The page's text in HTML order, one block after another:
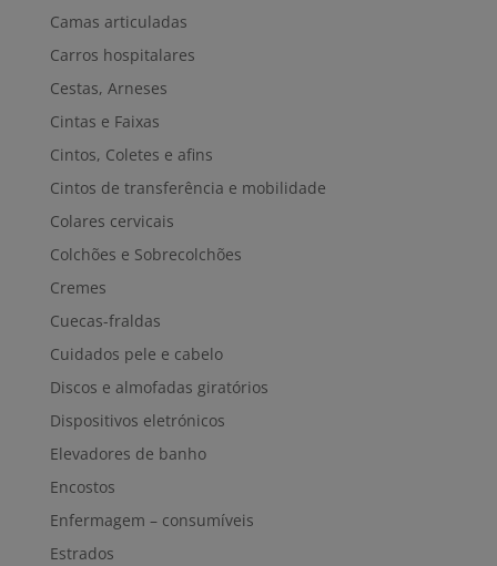
Camas articuladas
Carros hospitalares
Cestas, Arneses
Cintas e Faixas
Cintos, Coletes e afins
Cintos de transferência e mobilidade
Colares cervicais
Colchões e Sobrecolchões
Cremes
Cuecas-fraldas
Cuidados pele e cabelo
Discos e almofadas giratórios
Dispositivos eletrónicos
Elevadores de banho
Encostos
Enfermagem – consumíveis
Estrados